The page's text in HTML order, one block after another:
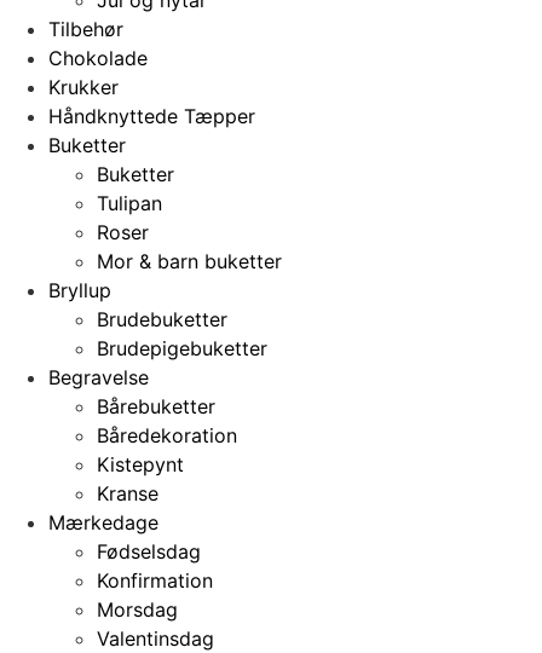
Tilbehør
Chokolade
Krukker
Håndknyttede Tæpper
Buketter
Buketter
Tulipan
Roser
Mor & barn buketter
Bryllup
Brudebuketter
Brudepigebuketter
Begravelse
Bårebuketter
Båredekoration
Kistepynt
Kranse
Mærkedage
Fødselsdag
Konfirmation
Morsdag
Valentinsdag